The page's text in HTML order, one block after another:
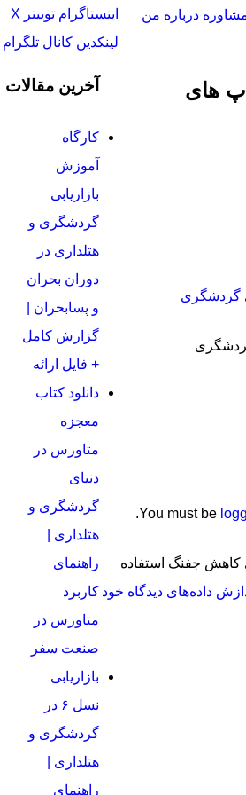
درباره من
اینستاگرام توییتر X
لینکدین کانال تلگرام
های
You must be
کاهش جفنگ استفاده
داده‌های دیدگاه خود
آخرین مقالات
کارگاه
آموزش
بازاریابی
گردشگری و
هتلداری در
دوران بحران
و پسابحران |
گزارش کامل
+ فایل ارائه
دانلود کتاب
معجزه
متاورس در
دنیای
گردشگری و
هتلداری |
راهنمای
کاربرد
متاورس در
صنعت سفر
بازاریابی
نسل ۶ در
گردشگری و
هتلداری |
راهنمای